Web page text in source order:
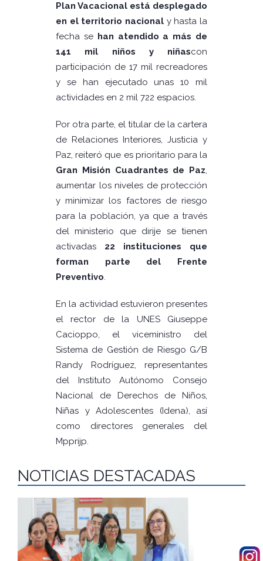
Plan Vacacional está desplegado
en el territorio nacional y hasta la
fecha se han atendido a más de
141 mil niños y niñascon
participación de 17 mil recreadores
y se han ejecutado unas 10 mil
actividades en 2 mil 722 espacios.
Por otra parte, el titular de la cartera
de Relaciones Interiores, Justicia y
Paz, reiteró que es prioritario para la
Gran Misión Cuadrantes de Paz,
aumentar los niveles de protección
y minimizar los factores de riesgo
para la población, ya que a través
del ministerio que dirije se tienen
activadas 22 instituciones que
forman parte del Frente
Preventivo.
En la actividad estuvieron presentes
el rector de la UNES Giuseppe
Cacioppo, el viceministro del
Sistema de Gestión de Riesgo G/B
Randy Rodríguez, representantes
del Instituto Autónomo Consejo
Nacional de Derechos de Niños,
Niñas y Adolescentes (Idena), así
como directores generales del
Mpprijp.
NOTICIAS DESTACADAS